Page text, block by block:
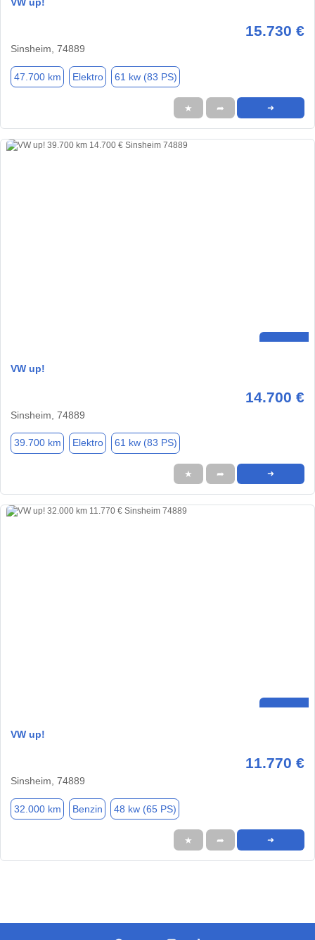
VW up!
15.730 €
Sinsheim, 74889
47.700 km Elektro 61 kw (83 PS)
★ ➦ ➜
VW up!
14.700 €
Sinsheim, 74889
39.700 km Elektro 61 kw (83 PS)
★ ➦ ➜
VW up!
11.770 €
Sinsheim, 74889
32.000 km Benzin 48 kw (65 PS)
★ ➦ ➜